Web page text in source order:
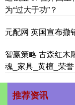
为“过大于功”？
元配网 英国宣布撤
智赢策略 古森红木
魂_家具_黄檀_荣誉
推荐资讯